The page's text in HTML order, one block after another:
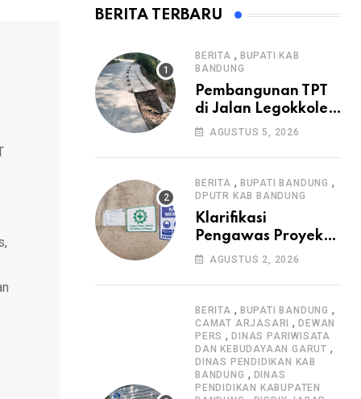
BERITA TERBARU
BERITA , BUPATI KAB
BANDUNG
Pembangunan TPT
di Jalan Legokkole
Rawabogo Disorot
Tanpa Papan
Informasi Proyek
AGUSTUS 5, 2026
BERITA , BUPATI BANDUNG ,
DPUTR KAB BANDUNG
Klarifikasi
Pengawas Proyek
Citiis Terkait
Pengawasan K3
AGUSTUS 2, 2026
BERITA , BUPATI BANDUNG ,
CAMAT ARJASARI ,DEWAN
PERS ,DINAS PARIWISATA
DAN KEBUDAYAAN GARUT ,
DINAS PENDIDIKAN KAB
BANDUNG , DINAS
PENDIDIKAN KABUPATEN